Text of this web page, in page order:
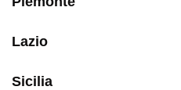
Lazio
Sicilia